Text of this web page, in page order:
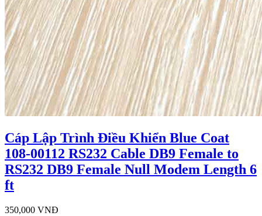
Cáp Lập Trình Điều Khiển Blue Coat
108-00112 RS232 Cable DB9 Female to
RS232 DB9 Female Null Modem Length 6
ft
350,000 VNĐ